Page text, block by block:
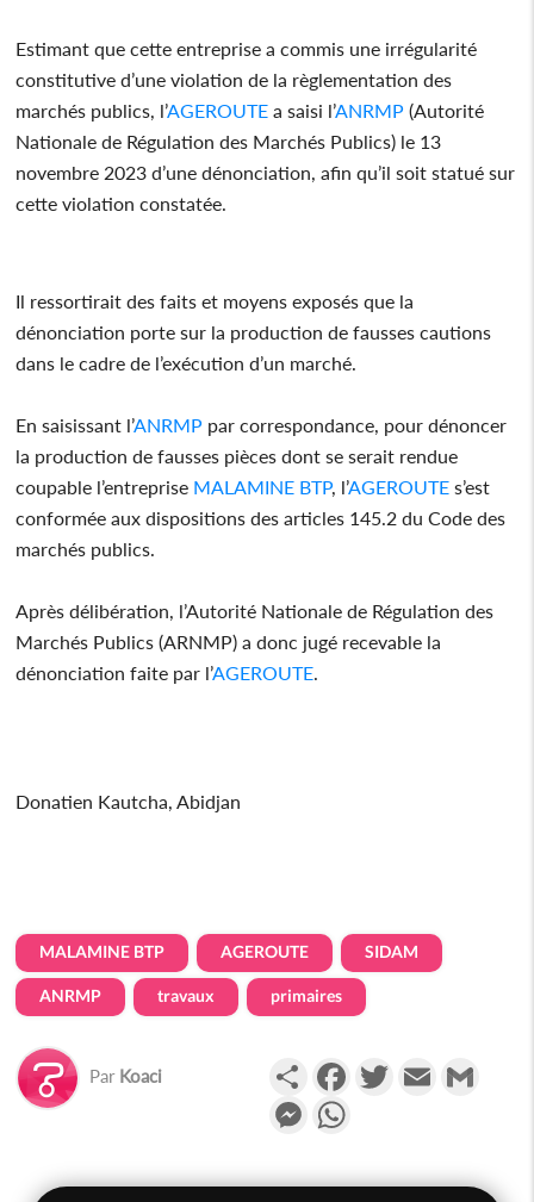
Estimant que cette entreprise a commis une irrégularité
constitutive d’une violation de la règlementation des
marchés publics, l’AGEROUTE a saisi l’ANRMP (Autorité
Nationale de Régulation des Marchés Publics) le 13
novembre 2023 d’une dénonciation, afin qu’il soit statué sur
cette violation constatée.
Il ressortirait des faits et moyens exposés que la
dénonciation porte sur la production de fausses cautions
dans le cadre de l’exécution d’un marché.
En saisissant l’ANRMP par correspondance, pour dénoncer
la production de fausses pièces dont se serait rendue
coupable l’entreprise MALAMINE BTP, l’AGEROUTE s’est
conformée aux dispositions des articles 145.2 du Code des
marchés publics.
Après délibération, l’Autorité Nationale de Régulation des
Marchés Publics (ARNMP) a donc jugé recevable la
dénonciation faite par l’AGEROUTE
Donatien Kautcha, Abidjan
MALAMINE BTP AGEROUTE SIDAM
ANRMP travaux primaires
Par Koaci PartagerFacebookTwitterEmail
Messenger